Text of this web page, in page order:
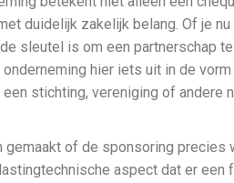
duidelijk zakelijk belang. Of je
sleutel is om een partnerschap
onderneming hier iets uit in de
een stichting, vereniging of andere
gemaakt of de sponsoring precies
aspect dat er een